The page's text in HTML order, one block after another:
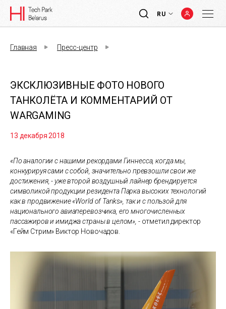
RU
Главная Пресс-центр
ЭКСКЛЮЗИВНЫЕ ФОТО НОВОГО
ТАНКОЛЁТА И КОММЕНТАРИЙ ОТ
WARGAMING
13 декабря 2018
«По аналогии с нашими рекордами Гиннесса, когда мы,
конкурируя сами с собой, значительно превзошли свои же
достижения, - уже второй воздушный лайнер брендируется
символикой продукции резидента Парка высоких технологий
как в продвижение «World of Tanks», так и с пользой для
национального авиаперевозчика, его многочисленных
пассажиров и имиджа страны в целом», - отметил директор
«Гейм Стрим» Виктор Новочадов.